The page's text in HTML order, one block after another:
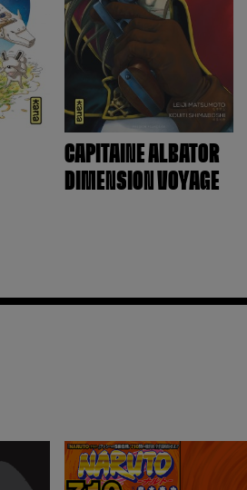
CAPITAINE ALBATOR
DIMENSION VOYAGE